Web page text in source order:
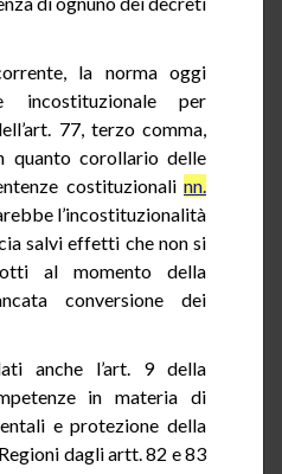
la norma oggi
incostituzionale per
77, terzo comma,
quanto corollario delle
costituzionali nn
l’incostituzionalità
salvi effetti che non si
al momento della
conversione dei
anche l’art. 9 della
in materia di
e protezione della
dagli artt. 82 e 83